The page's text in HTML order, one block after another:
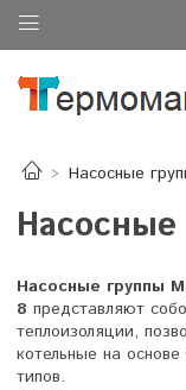
Насосные
Насосные группы
8 представляют
теплоизоляции,
котельные на
типов.